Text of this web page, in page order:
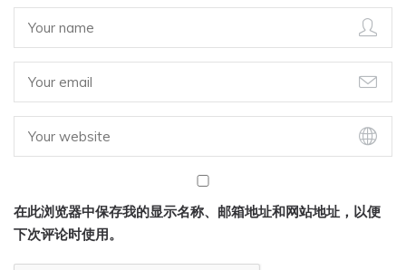
在此浏览器中保存我的显示名称、邮箱地址和网站地址，以便
下次评论时使用。